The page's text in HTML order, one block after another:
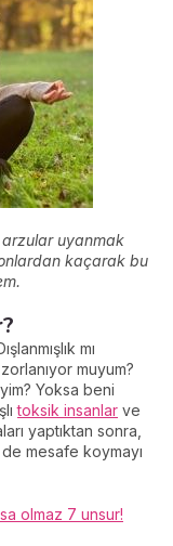
uyanmak
kaçarak bu
mı
muyum?
Yoksa beni
toksik insanlar ve
yaptıktan sonra,
mesafe koymayı
olmaz 7 unsur!